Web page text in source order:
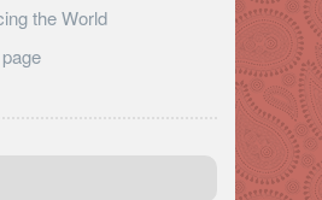
the World